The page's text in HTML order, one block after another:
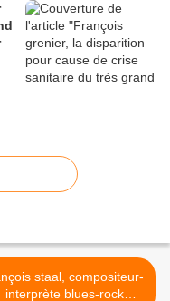
staal, compositeur-
interprète blues-rock